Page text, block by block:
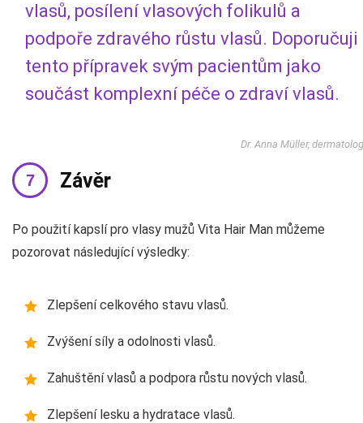
vlasů, posílení vlasových folikulů a
podpoře zdravého růstu vlasů. Doporučuji
tento přípravek svým pacientům jako
součást komplexní péče o zdraví vlasů.
Dr. Anna Müller, dermatolog
Závěr
Po použití kapslí pro vlasy mužů Vita Hair Man můžeme
pozorovat následující výsledky:
Zlepšení celkového stavu vlasů.
Zvýšení síly a odolnosti vlasů.
Zahuštění vlasů a podpora růstu nových vlasů.
Zlepšení lesku a hydratace vlasů.